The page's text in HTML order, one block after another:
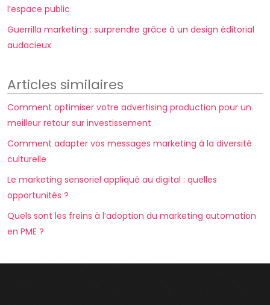
l’espace public
Guerrilla marketing : surprendre grâce à un design éditorial
audacieux
Articles similaires
Comment optimiser votre advertising production pour un
meilleur retour sur investissement
Comment adapter vos messages marketing à la diversité
culturelle
Le marketing sensoriel appliqué au digital : quelles
opportunités ?
Quels sont les freins à l’adoption du marketing automation
en PME ?